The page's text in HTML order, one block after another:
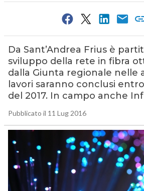
Da Sant’Andrea Frius è
sviluppo della rete in fibra
dalla Giunta regionale nelle
lavori saranno conclusi
del 2017. In campo anche
Pubblicato il 11 Lug 2016